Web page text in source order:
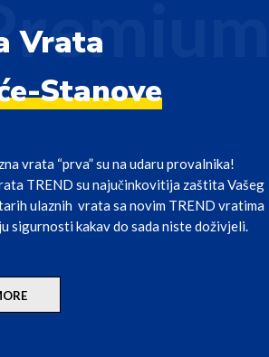
Vrata
Stanove
vrata “prva” su na udaru provalnika!
TREND su najučinkovitija zaštita Vašeg
ulaznih vrata sa novim TREND vratima
sigurnosti kakav do sada niste doživjeli.